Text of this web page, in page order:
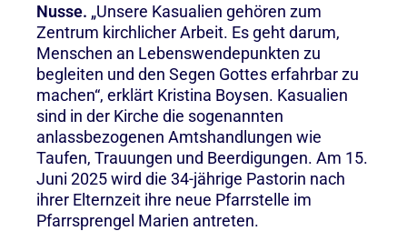
Nusse. „Unsere Kasualien gehören zum
Zentrum kirchlicher Arbeit. Es geht darum,
Menschen an Lebenswendepunkten zu
begleiten und den Segen Gottes erfahrbar zu
machen“, erklärt Kristina Boysen. Kasualien
sind in der Kirche die sogenannten
anlassbezogenen Amtshandlungen wie
Taufen, Trauungen und Beerdigungen. Am 15.
Juni 2025 wird die 34-jährige Pastorin nach
ihrer Elternzeit ihre neue Pfarrstelle im
Pfarrsprengel Marien antreten.